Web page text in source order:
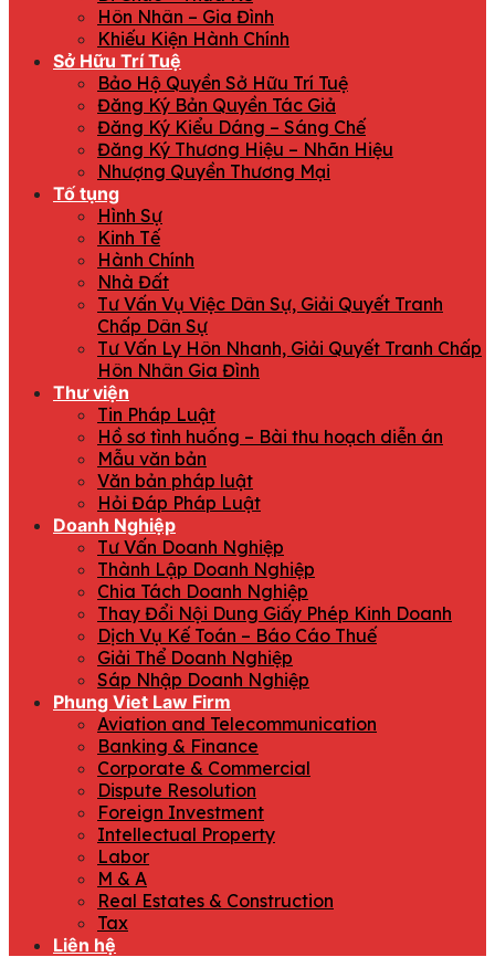
Hôn Nhân – Gia Đình
Khiếu Kiện Hành Chính
Sở Hữu Trí Tuệ
Bảo Hộ Quyền Sở Hữu Trí Tuệ
Đăng Ký Bản Quyền Tác Giả
Đăng Ký Kiểu Dáng – Sáng Chế
Đăng Ký Thương Hiệu – Nhãn Hiệu
Nhượng Quyền Thương Mại
Tố tụng
Hình Sự
Kinh Tế
Hành Chính
Nhà Đất
Tư Vấn Vụ Việc Dân Sự, Giải Quyết Tranh
Chấp Dân Sự
Tư Vấn Ly Hôn Nhanh, Giải Quyết Tranh Chấp
Hôn Nhân Gia Đình
Thư viện
Tin Pháp Luật
Hồ sơ tình huống – Bài thu hoạch diễn án
Mẫu văn bản
Văn bản pháp luật
Hỏi Đáp Pháp Luật
Doanh Nghiệp
Tư Vấn Doanh Nghiệp
Thành Lập Doanh Nghiệp
Chia Tách Doanh Nghiệp
Thay Đổi Nội Dung Giấy Phép Kinh Doanh
Dịch Vụ Kế Toán – Báo Cáo Thuế
Giải Thể Doanh Nghiệp
Sáp Nhập Doanh Nghiệp
Phung Viet Law Firm
Aviation and Telecommunication
Banking & Finance
Corporate & Commercial
Dispute Resolution
Foreign Investment
Intellectual Property
Labor
M & A
Real Estates & Construction
Tax
Liên hệ